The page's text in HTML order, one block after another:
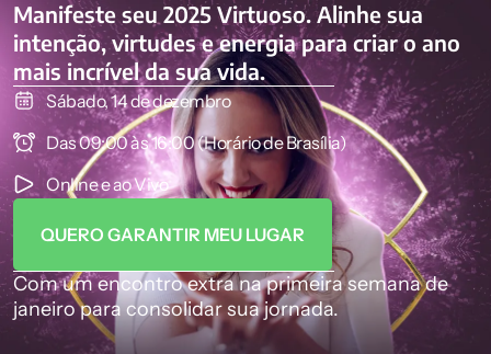
Manifeste seu 2025 Virtuoso. Alinhe sua
intenção, virtudes e energia para criar o ano
mais incrível da sua vida.
Sábado, 14 de dezembro
Das 09:00 às 16:00 (Horário de Brasília)
Online e ao Vivo
QUERO GARANTIR MEU LUGAR
Com um encontro extra na primeira semana de
janeiro para consolidar sua jornada.